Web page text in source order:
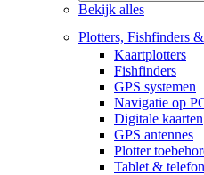
Bekijk alles
Plotters, Fishfinders
Kaartplotters
Fishfinders
GPS systemen
Navigatie op
Digitale kaarten
GPS antennes
Plotter
Tablet &